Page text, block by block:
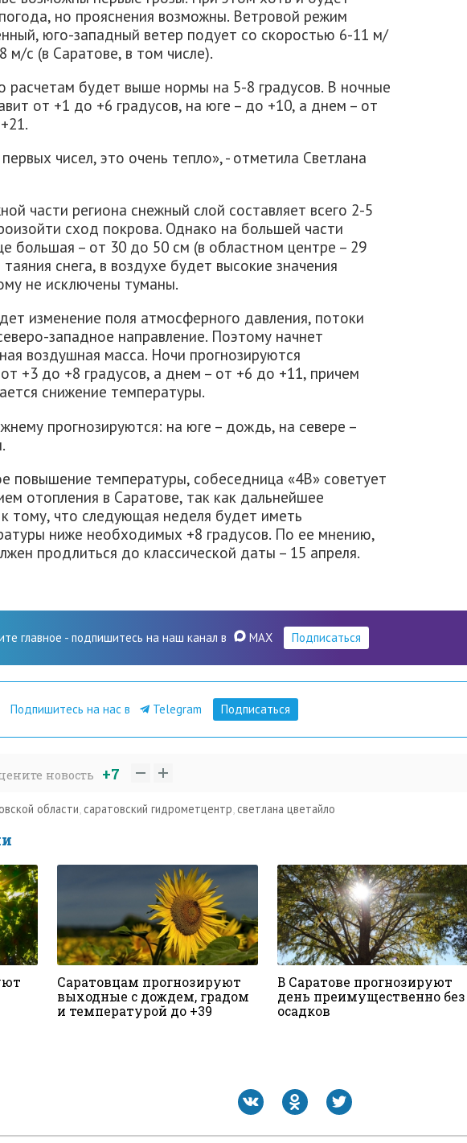
но прояснения возможны. Ветровой режим
юго-западный ветер подует со скоростью 6-11 м/
м/с (в Саратове, в том числе).
расчетам будет выше нормы на 5-8 градусов. В ночные
от +1 до +6 градусов, на юге – до +10, а днем – от
чисел, это очень тепло», - отметила Светлана
части региона снежный слой составляет всего 2-5
сход покрова. Однако на большей части
большая – от 30 до 50 см (в областном центре – 29
снега, в воздухе будет высокие значения
не исключены туманы.
изменение поля атмосферного давления, потоки
западное направление. Поэтому начнет
воздушная масса. Ночи прогнозируются
+3 до +8 градусов, а днем – от +6 до +11, причем
снижение температуры.
прогнозируются: на юге – дождь, на севере –
повышение температуры, собеседница «4В» советует
отопления в Саратове, так как дальнейшее
тому, что следующая неделя будет иметь
ниже необходимых +8 градусов. По ее мнению,
продлиться до классической даты – 15 апреля.
главное - подпишитесь на наш канал в MAX Подписаться
Подпишитесь на нас в Telegram Подписаться
новость +7
области, саратовский гидрометцентр, светлана цветайло
Саратовцам прогнозируют
выходные с дождем, градом
и температурой до +39
В Саратове прогнозируют
день преимущественно без
осадков